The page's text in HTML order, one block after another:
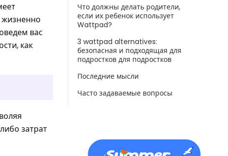
жизненно
вас
как
затрат
Что должны делать родители,
если их ребенок использует
Wattpad?
3 wattpad alternatives:
безопасная и подходящая для
подростков для подростков
Последние мысли
Часто задаваемые вопросы